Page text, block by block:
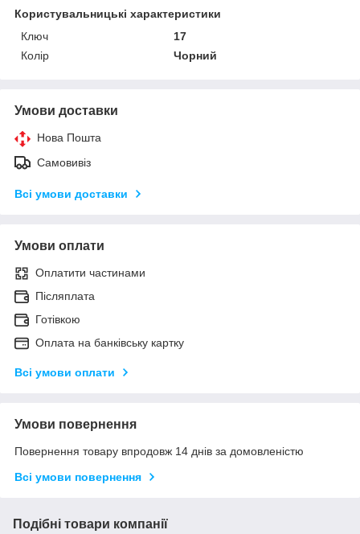
Користувальницькі характеристики
Ключ
17
Колір
Чорний
Умови доставки
Нова Пошта
Самовивіз
Всі умови доставки
Умови оплати
Оплатити частинами
Післяплата
Готівкою
Оплата на банківську картку
Всі умови оплати
Умови повернення
Повернення товару впродовж 14 днів за домовленістю
Всі умови повернення
Подібні товари компанії